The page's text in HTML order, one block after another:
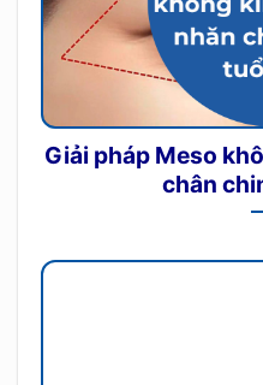
Giải pháp Meso
chân